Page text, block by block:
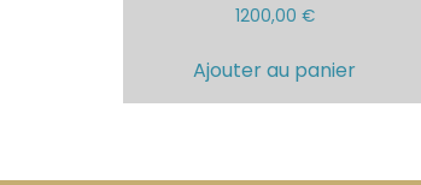
1200,00 €
Ajouter au panier